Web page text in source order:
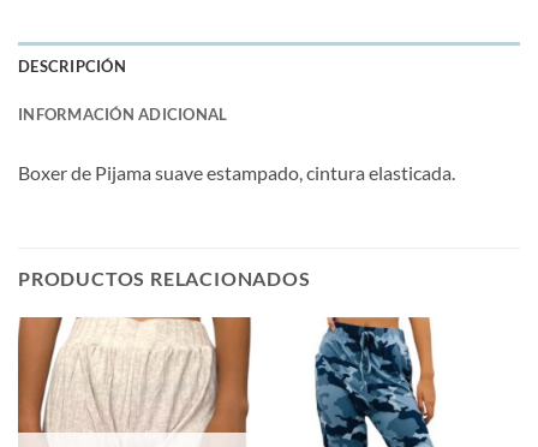
DESCRIPCIÓN
INFORMACIÓN ADICIONAL
Boxer de Pijama suave estampado, cintura elasticada.
PRODUCTOS RELACIONADOS